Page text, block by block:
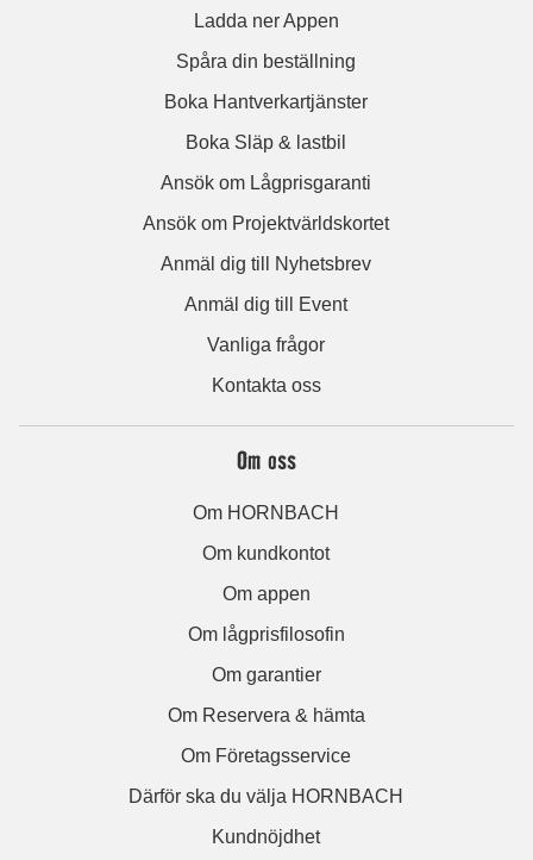
Ladda ner Appen
Spåra din beställning
Boka Hantverkartjänster
Boka Släp & lastbil
Ansök om Lågprisgaranti
Ansök om Projektvärldskortet
Anmäl dig till Nyhetsbrev
Anmäl dig till Event
Vanliga frågor
Kontakta oss
Om oss
Om HORNBACH
Om kundkontot
Om appen
Om lågprisfilosofin
Om garantier
Om Reservera & hämta
Om Företagsservice
Därför ska du välja HORNBACH
Kundnöjdhet